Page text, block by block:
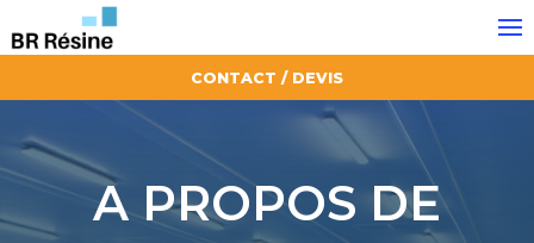
CONTACT / DEVIS
A PROPOS DE